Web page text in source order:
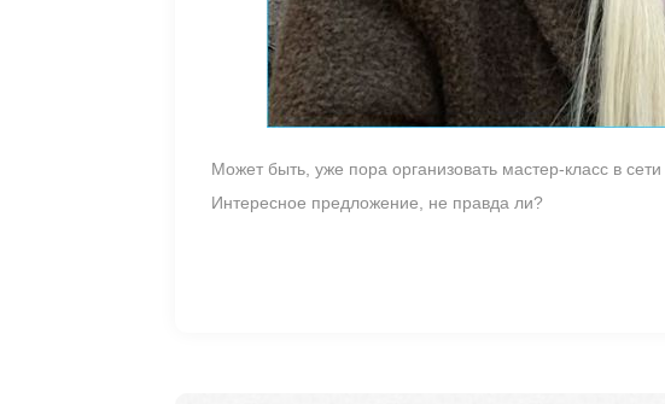
Может быть, уже пора организовать мастер-класс в
Интересное предложение, не правда ли?